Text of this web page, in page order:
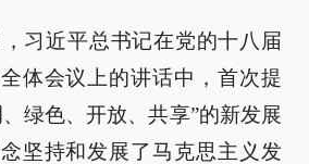
习近平总书记在党的十八届
体会议上的讲话中，首次提
绿色、开放、共享”的新发展
坚持和发展了马克思主义发